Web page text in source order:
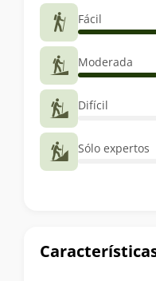
Fácil
Moderada
Difícil
Sólo expertos